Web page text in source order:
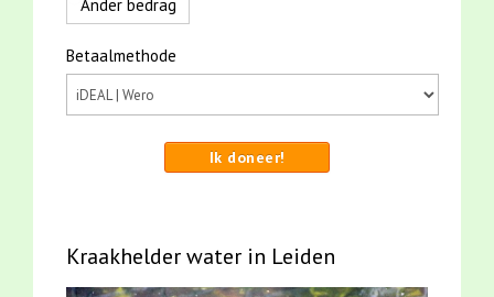
Ander bedrag
Betaalmethode
Ik doneer!
Kraakhelder water in Leiden